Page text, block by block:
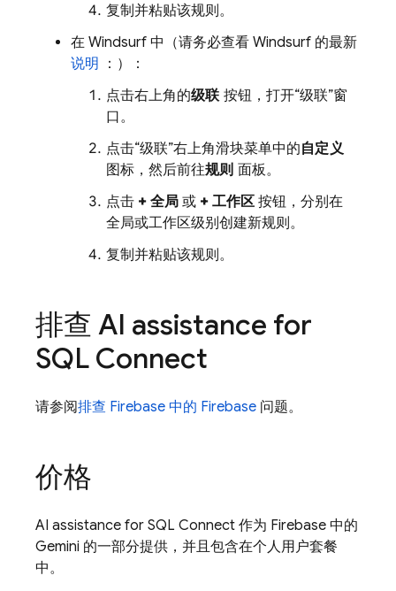
复制并粘贴该规则。
在 Windsurf 中（请务必查看 Windsurf 的最新
说明
：）：
点击右上角的级联按钮，打开“级联”窗
口。
点击“级联”右上角滑块菜单中的自定义
图标，然后前往规则 面板。
点击 + 全局 或 + 工作区 按钮，分别在
全局或工作区级别创建新规则。
复制并粘贴该规则。
排查 AI assistance for
SQL Connect
请参阅排查 Firebase 中的 Firebase 问题。
价格
AI assistance for SQL Connect 作为 Firebase 中的
Gemini 的一部分提供，并且包含在个人用户套餐
中。